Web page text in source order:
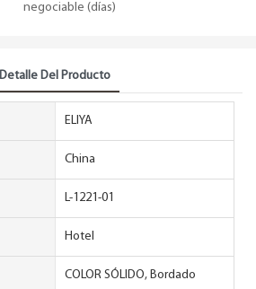
negociable (días)
Detalle Del Producto
ELIYA
China
L-1221-01
Hotel
COLOR SÓLIDO, Bordado